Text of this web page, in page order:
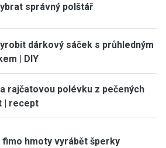
správný polštář
dárkový sáček s průhledným
| DIY
rajčatovou polévku z pečených
| recept
fimo hmoty vyrábět šperky